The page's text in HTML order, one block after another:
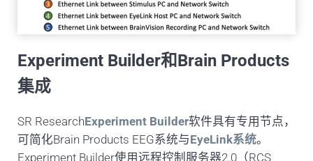
Experiment Builder和Brain Products
集成
SR Research Experiment Builder软件具有专用节点，
可简化Brain Products EEG系统与 EyeLink系统。
Experiment Builder使用远程控制服务器2.0（RCS